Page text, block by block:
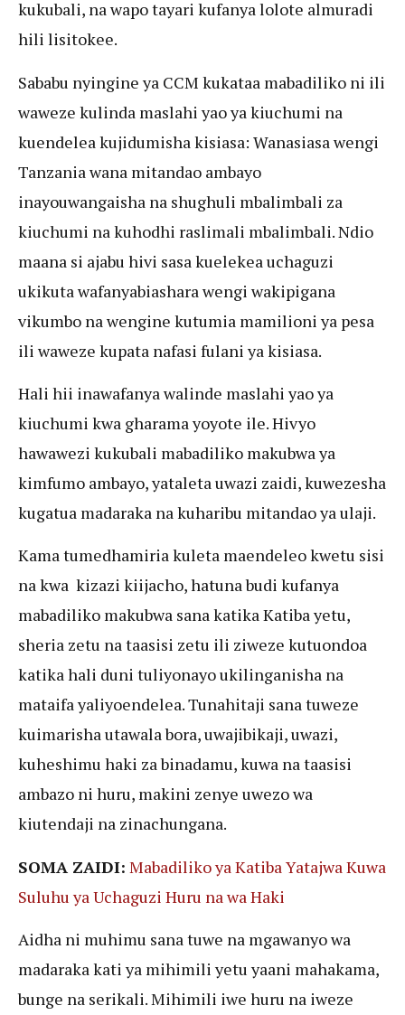
kukubali, na wapo tayari kufanya lolote almuradi
hili lisitokee.
Sababu nyingine ya CCM kukataa mabadiliko ni ili
waweze kulinda maslahi yao ya kiuchumi na
kuendelea kujidumisha kisiasa: Wanasiasa wengi
Tanzania wana mitandao ambayo
inayouwangaisha na shughuli mbalimbali za
kiuchumi na kuhodhi raslimali mbalimbali. Ndio
maana si ajabu hivi sasa kuelekea uchaguzi
ukikuta wafanyabiashara wengi wakipigana
vikumbo na wengine kutumia mamilioni ya pesa
ili waweze kupata nafasi fulani ya kisiasa.
Hali hii inawafanya walinde maslahi yao ya
kiuchumi kwa gharama yoyote ile. Hivyo
hawawezi kukubali mabadiliko makubwa ya
kimfumo ambayo, yataleta uwazi zaidi, kuwezesha
kugatua madaraka na kuharibu mitandao ya ulaji.
Kama tumedhamiria kuleta maendeleo kwetu sisi
na kwa kizazi kiijacho, hatuna budi kufanya
mabadiliko makubwa sana katika Katiba yetu,
sheria zetu na taasisi zetu ili ziweze kutuondoa
katika hali duni tuliyonayo ukilinganisha na
mataifa yaliyoendelea. Tunahitaji sana tuweze
kuimarisha utawala bora, uwajibikaji, uwazi,
kuheshimu haki za binadamu, kuwa na taasisi
ambazo ni huru, makini zenye uwezo wa
kiutendaji na zinachungana.
SOMA ZAIDI: Mabadiliko ya Katiba Yatajwa Kuwa
Suluhu ya Uchaguzi Huru na wa Haki
Aidha ni muhimu sana tuwe na mgawanyo wa
madaraka kati ya mihimili yetu yaani mahakama,
bunge na serikali. Mihimili iwe huru na iweze